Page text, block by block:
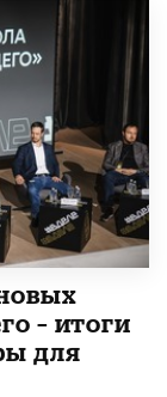
– итоги
для